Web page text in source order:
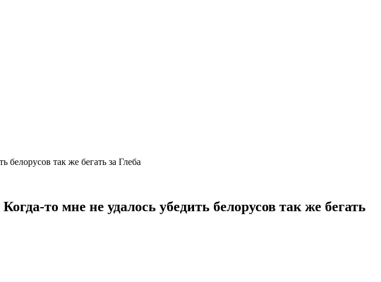
так же бегать за Глеба
то мне не удалось убедить белорусов так же бегать